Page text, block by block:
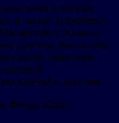
добрых
а также сохранения
оставил
деятель, мыслитель
значимые
и россиян.
Фонда Юрия